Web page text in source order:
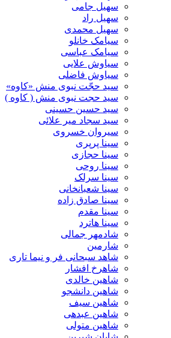
سهیل جامی
سهیل راد
سهیل محمدی
سیامک خانلو
سیامک عباسی
سیاوش علایی
سیاوش فاضلی
سید حجّت نبوی منش «کاوه»
سید حجت نبوی منش ( کاوه )
سید حسین حسینى
سید سجاد میر علائی
سیروان خسروی
سینا پرپری
سینا حجازی
سینا روحی
سینا سرلک
سینا شعبانخانی
سینا صادق زاده
سینا مقدم
سینا هاترد
شادمهر جمالی
شارمین
شاهد سبحانی فر و نیما تاری
شاهرخ افشار
شاهین خالدی
شاهین دانشجو
شاهین سیف
شاهین عبدهی
شاهین متولی